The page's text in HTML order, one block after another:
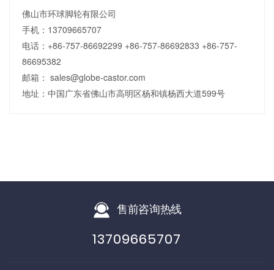
佛山市环球脚轮有限公司
手机：13709665707
电话：+86-757-86692299 +86-757-86692833 +86-757-
86695382
邮箱： sales@globe-castor.com
地址：中国广东省佛山市高明区杨和镇杨西大道599号
售前咨询热线
13709665707